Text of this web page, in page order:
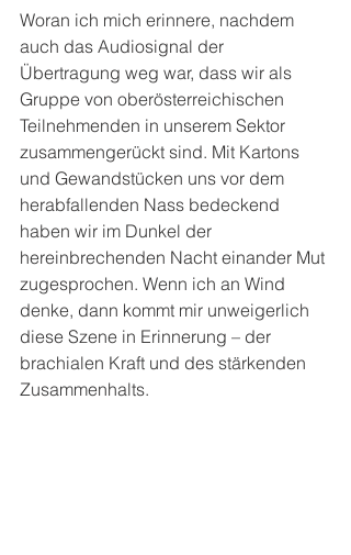
Woran ich mich erinnere, nachdem
auch das Audiosignal der
Übertragung weg war, dass wir als
Gruppe von oberösterreichischen
Teilnehmenden in unserem Sektor
zusammengerückt sind. Mit Kartons
und Gewandstücken uns vor dem
herabfallenden Nass bedeckend
haben wir im Dunkel der
hereinbrechenden Nacht einander Mut
zugesprochen. Wenn ich an Wind
denke, dann kommt mir unweigerlich
diese Szene in Erinnerung – der
brachialen Kraft und des stärkenden
Zusammenhalts.